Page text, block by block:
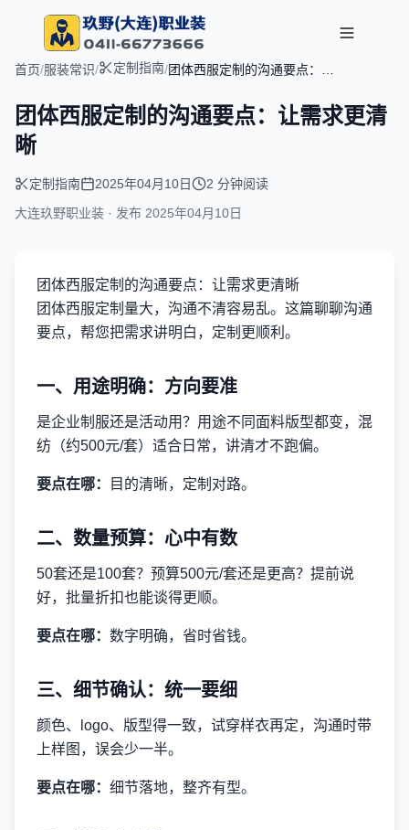
首页/服装常识/ 定制指南/团体西服定制的沟通要点：让
团体西服定制的沟通要点：让需求更清
晰
定制指南 2025年04月10日
2 分钟阅读
大连玖野职业装 · 发布 2025年04月10日
团体西服定制的沟通要点：让需求更清晰
团体西服定制量大，沟通不清容易乱。这篇聊聊沟通
要点，帮您把需求讲明白，定制更顺利。
一、用途明确：方向要准
是企业制服还是活动用？用途不同面料版型都变，混
纺（约500元/套）适合日常，讲清才不跑偏。
要点在哪： 目的清晰，定制对路。
二、数量预算：心中有数
50套还是100套？预算500元/套还是更高？提前说
好，批量折扣也能谈得更顺。
要点在哪： 数字明确，省时省钱。
三、细节确认：统一要细
颜色、logo、版型得一致，试穿样衣再定，沟通时带
上样图，误会少一半。
要点在哪： 细节落地，整齐有型。